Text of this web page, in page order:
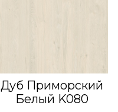
Дуб Приморский
Белый K080